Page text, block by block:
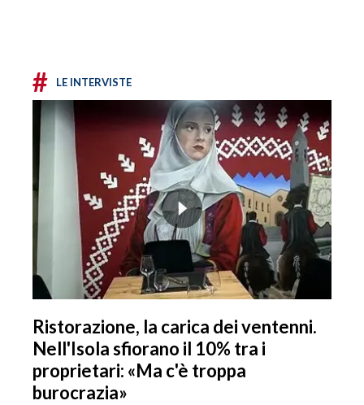
# LE INTERVISTE
Ristorazione, la carica dei ventenni.
Nell'Isola sfiorano il 10% tra i
proprietari: «Ma c'è troppa
burocrazia»